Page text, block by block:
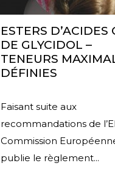
ESTERS D’ACIDES
DE GLYCIDOL –
TENEURS
DÉFINIES
Faisant suite aux
recommandations de
Commission
publie le règlement...